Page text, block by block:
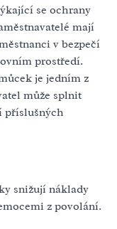
se ochrany
mají
v bezpečí
prostředí.
je jedním z
může splnit
příslušných
snižují náklady
z povolání.